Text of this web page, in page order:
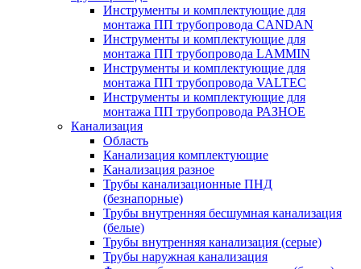
Инструменты и комплектующие для
монтажа ПП трубопровода CANDAN
Инструменты и комплектующие для
монтажа ПП трубопровода LAMMIN
Инструменты и комплектующие для
монтажа ПП трубопровода VALTEC
Инструменты и комплектующие для
монтажа ПП трубопровода РАЗНОЕ
Канализация
Область
Канализация комплектующие
Канализация разное
Трубы канализационные ПНД
(безнапорные)
Трубы внутренняя бесшумная канализация
(белые)
Трубы внутренняя канализация (серые)
Трубы наружная канализация